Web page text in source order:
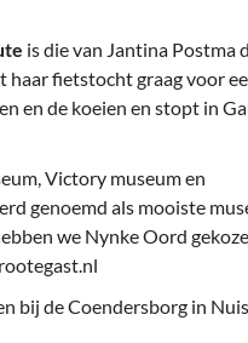
is die van Jantina Postma
fietstocht graag voor
en de koeien en stopt in
Victory museum en
genoemd als mooiste
we Nynke Oord
bij de Coendersborg in